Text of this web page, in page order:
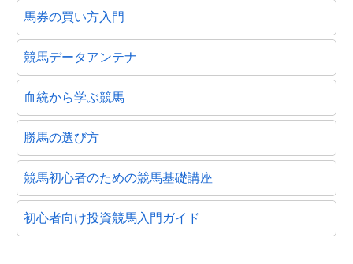
馬券の買い方入門
競馬データアンテナ
血統から学ぶ競馬
勝馬の選び方
競馬初心者のための競馬基礎講座
初心者向け投資競馬入門ガイド